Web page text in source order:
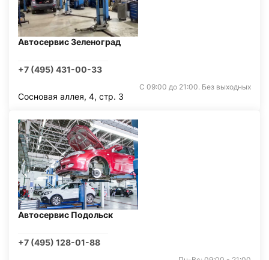
Автосервис Зеленоград
+7 (495) 431-00-33
С 09:00 до 21:00. Без выходных
Сосновая аллея, 4, стр. 3
Автосервис Подольск
+7 (495) 128-01-88